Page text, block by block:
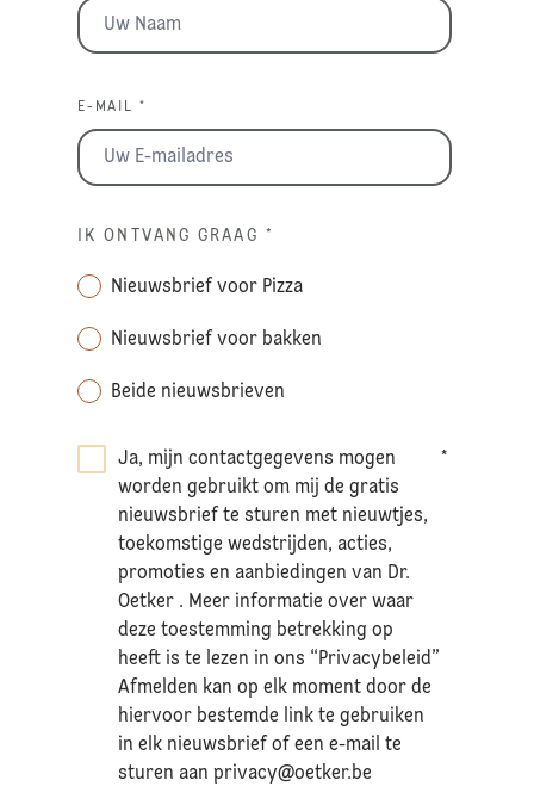
E-MAIL *
IK ONTVANG GRAAG *
Nieuwsbrief voor Pizza
Nieuwsbrief voor bakken
Beide nieuwsbrieven
Ja, mijn contactgegevens mogen
worden gebruikt om mij de gratis
nieuwsbrief te sturen met nieuwtjes,
toekomstige wedstrijden, acties,
promoties en aanbiedingen van Dr.
Oetker . Meer informatie over waar
deze toestemming betrekking op
heeft is te lezen in ons “Privacybeleid”
Afmelden kan op elk moment door de
hiervoor bestemde link te gebruiken
in elk nieuwsbrief of een e-mail te
sturen aanprivacy@oetker.be
*